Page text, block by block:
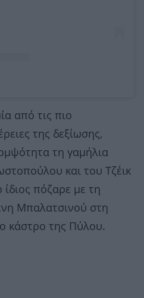
από τις πιο
της δεξίωσης,
τη γαμήλια
και του Τζέικ
πόζαρε με τη
Μπαλατσινού στη
κάστρο της Πύλου.